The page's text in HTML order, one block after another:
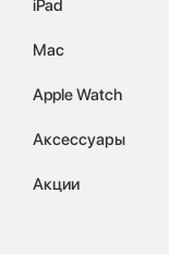
iPad
Mac
Apple Watch
Аксессуары
Акции